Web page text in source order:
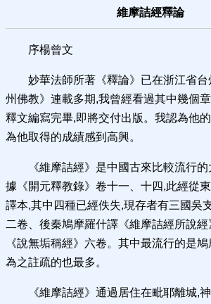
維摩詰經釋論
序楊曾文
妙華法師所著《釋論》已在浙江省
州佛教》連載多期,我曾經看過其中幾個
釋文編寫完畢,即將交付出版。我認為他
為他取得的成績感到高興。
《維摩詰經》是中國古來比較流行的
據《開元釋教錄》卷十一、十四,此經從
譯本,其中四種已經佚失,現存者有三國吳
二卷、後秦鳩摩羅什譯《維摩詰經所說
《說無垢稱經》六卷。其中最流行的是
為之註疏的也最多。
《維摩詰經》通過居住在毗耶離城,